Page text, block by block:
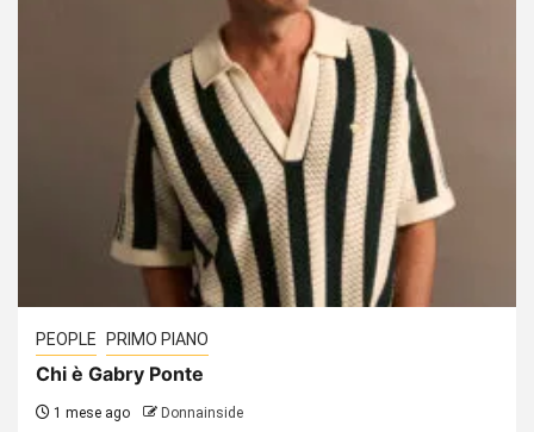
PEOPLE PRIMO PIANO
Chi è Gabry Ponte
1 mese ago Donnainside